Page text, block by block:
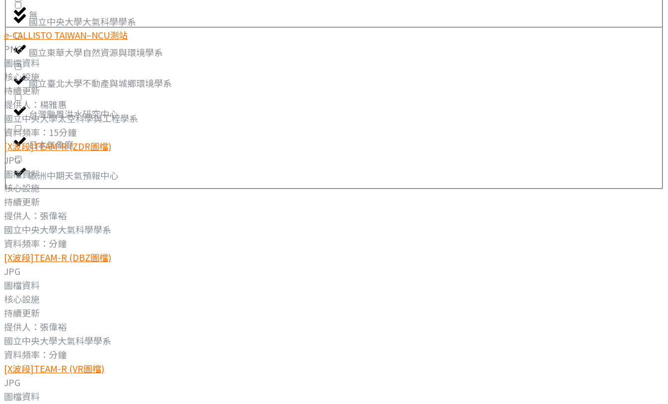
國立中央大學大氣科學學系
國立東華大學自然資源與環境學系
國立臺北大學不動產與城鄉環境學系
台灣颱風洪水研究中心
日本氣象廳
歐洲中期天氣預報中心
無
e-CALLISTO TAIWAN–NCU測站
PNG
圖檔資料
核心設施
持續更新
提供人：楊雅惠
國立中央大學太空科學與工程學系
資料頻率：15分鐘
[X波段]TEAM-R (ZDR圖檔)
JPG
圖檔資料
核心設施
持續更新
提供人：張偉裕
國立中央大學大氣科學學系
資料頻率：分鐘
[X波段]TEAM-R (DBZ圖檔)
JPG
圖檔資料
核心設施
持續更新
提供人：張偉裕
國立中央大學大氣科學學系
資料頻率：分鐘
[X波段]TEAM-R (VR圖檔)
JPG
圖檔資料